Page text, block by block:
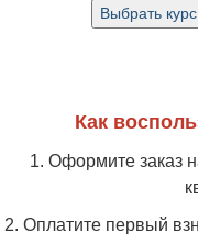
Как
1. Оформите заказ
2. Оплатите первый